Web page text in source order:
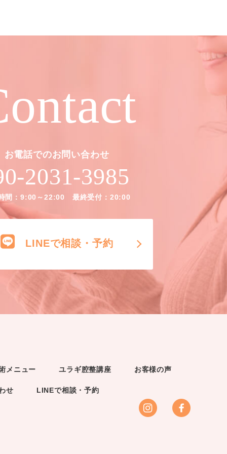
お電話でのお問い合わせ
2031-3985
間：9:00～22:00 最終受付：20:00
LINEで相談・予約
メニュー ユラギ腔整講座 お客様の声
せ LINEで相談・予約